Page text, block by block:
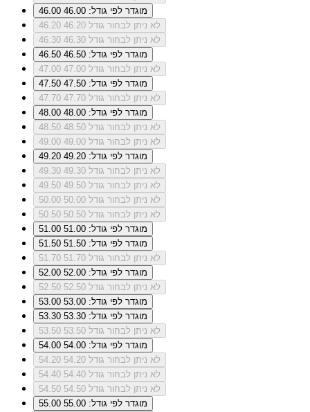
46.00
מוגדר לפי גודל: 46.00
46.20
לא ניתן לבחור גודל 46.20
46.30
לא ניתן לבחור גודל 46.30
46.50
מוגדר לפי גודל: 46.50
47.00
לא ניתן לבחור גודל 47.00
47.50
מוגדר לפי גודל: 47.50
47.70
לא ניתן לבחור גודל 47.70
48.00
מוגדר לפי גודל: 48.00
48.50
לא ניתן לבחור גודל 48.50
49.00
לא ניתן לבחור גודל 49.00
49.20
מוגדר לפי גודל: 49.20
49.30
לא ניתן לבחור גודל 49.30
49.50
לא ניתן לבחור גודל 49.50
50.00
לא ניתן לבחור גודל 50.00
50.50
לא ניתן לבחור גודל 50.50
51.00
מוגדר לפי גודל: 51.00
51.50
מוגדר לפי גודל: 51.50
51.70
לא ניתן לבחור גודל 51.70
52.00
מוגדר לפי גודל: 52.00
52.50
לא ניתן לבחור גודל 52.50
53.00
מוגדר לפי גודל: 53.00
53.30
מוגדר לפי גודל: 53.30
53.50
לא ניתן לבחור גודל 53.50
54.00
מוגדר לפי גודל: 54.00
54.20
לא ניתן לבחור גודל 54.20
54.40
לא ניתן לבחור גודל 54.40
54.50
לא ניתן לבחור גודל 54.50
55.00
מוגדר לפי גודל: 55.00